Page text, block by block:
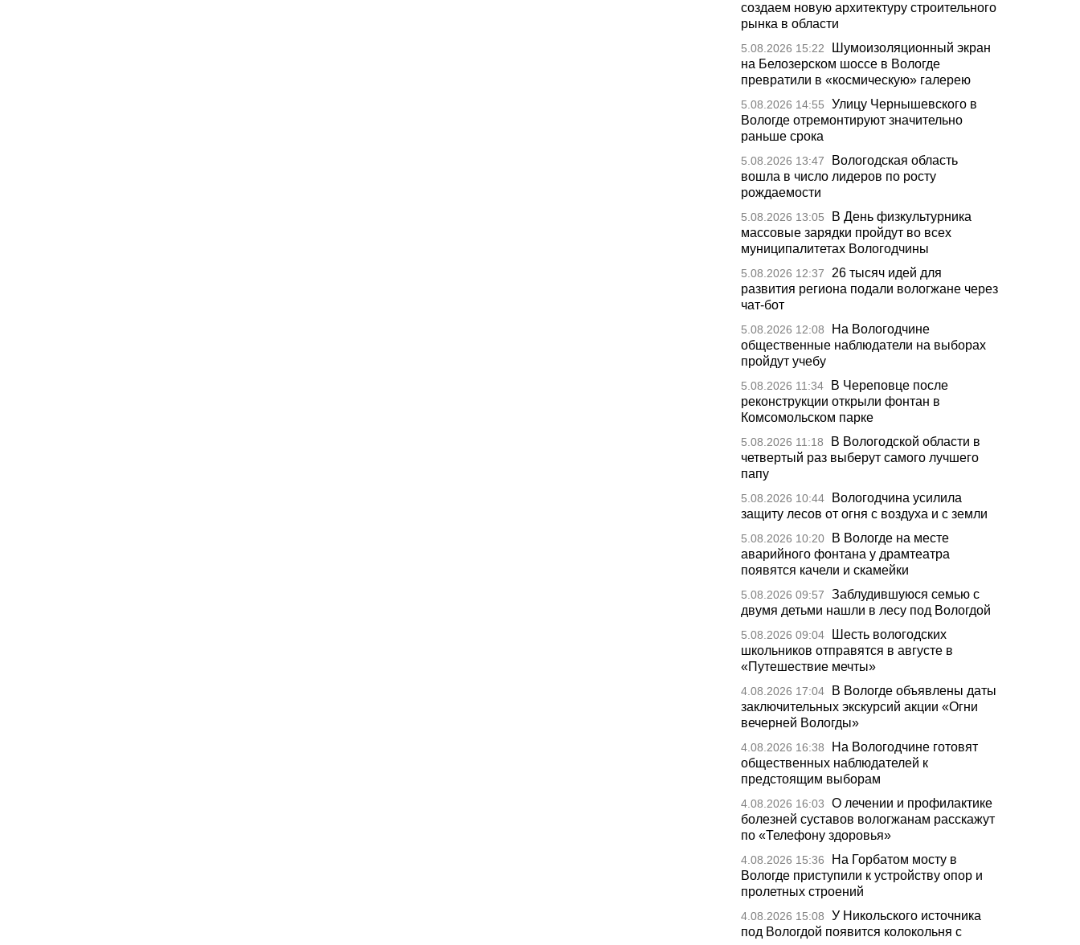
создаем новую архитектуру строительного
рынка в области
5.08.2026 15:22
Шумоизоляционный экран
на Белозерском шоссе в Вологде
превратили в «космическую» галерею
5.08.2026 14:55
Улицу Чернышевского в
Вологде отремонтируют значительно
раньше срока
5.08.2026 13:47
Вологодская область
вошла в число лидеров по росту
рождаемости
5.08.2026 13:05
В День физкультурника
массовые зарядки пройдут во всех
муниципалитетах Вологодчины
5.08.2026 12:37
26 тысяч идей для
развития региона подали вологжане через
чат-бот
5.08.2026 12:08
На Вологодчине
общественные наблюдатели на выборах
пройдут учебу
5.08.2026 11:34
В Череповце после
реконструкции открыли фонтан в
Комсомольском парке
5.08.2026 11:18
В Вологодской области в
четвертый раз выберут самого лучшего
папу
5.08.2026 10:44
Вологодчина усилила
защиту лесов от огня с воздуха и с земли
5.08.2026 10:20
В Вологде на месте
аварийного фонтана у драмтеатра
появятся качели и скамейки
5.08.2026 09:57
Заблудившуюся семью с
двумя детьми нашли в лесу под Вологдой
5.08.2026 09:04
Шесть вологодских
школьников отправятся в августе в
«Путешествие мечты»
4.08.2026 17:04
В Вологде объявлены даты
заключительных экскурсий акции «Огни
вечерней Вологды»
4.08.2026 16:38
На Вологодчине готовят
общественных наблюдателей к
предстоящим выборам
4.08.2026 16:03
О лечении и профилактике
болезней суставов вологжанам расскажут
по «Телефону здоровья»
4.08.2026 15:36
На Горбатом мосту в
Вологде приступили к устройству опор и
пролетных строений
4.08.2026 15:08
У Никольского источника
под Вологдой появится колокольня с